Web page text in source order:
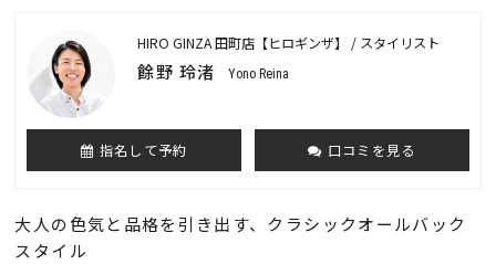
HIRO GINZA 田町店【ヒロギンザ】 / スタイリスト
餘野 玲渚 Yono Reina
指名して予約 口コミを見る
大人の色気と品格を引き出す、クラシックオールバック
スタイル